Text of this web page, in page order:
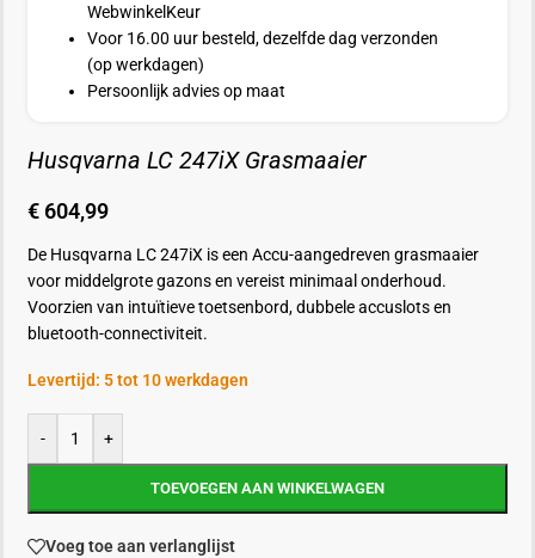
WebwinkelKeur
Voor 16.00 uur besteld, dezelfde dag verzonden
(op werkdagen)
Persoonlijk advies op maat
Husqvarna LC 247iX Grasmaaier
€ 604,99
De Husqvarna LC 247iX is een Accu-aangedreven grasmaaier
voor middelgrote gazons en vereist minimaal onderhoud.
Voorzien van intuïtieve toetsenbord, dubbele accuslots en
bluetooth-connectiviteit.
Levertijd: 5 tot 10 werkdagen
- +
TOEVOEGEN AAN WINKELWAGEN
Voeg toe aan verlanglijst